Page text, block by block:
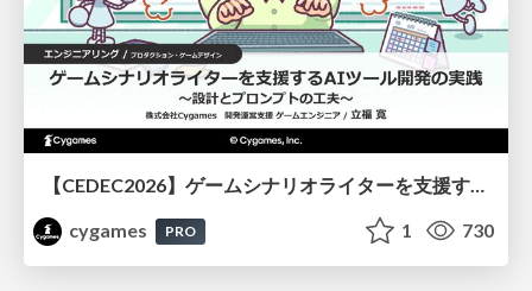
【CEDEC2026】ゲームシナリオライターを支援するAIツール開発の実践 ― 設計とプロンプトの工夫 ―
cygames
PRO 1 730